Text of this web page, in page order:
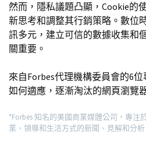
然而，隱私議題凸顯，Cookie的
新思考和調整其行銷策略。數位
訊多元，建立可信的數據收集和
關重要。
來自Forbes代理機構委員會的6
如何適應，逐漸淘汰的網頁瀏覽
*Forbes 知名的美國商業媒體公司，專注
業、領導和生活方式的新聞、見解和分析